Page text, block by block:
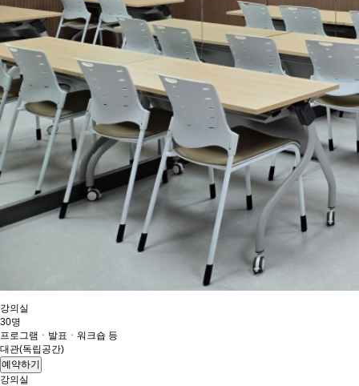
강의실
30명
프로그램ㆍ발표ㆍ워크숍 등
대관(독립공간)
예약하기
강의실